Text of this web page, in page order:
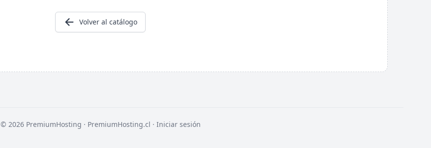
Volver al catálogo
© 2026 PremiumHosting · PremiumHosting.cl · Iniciar sesión